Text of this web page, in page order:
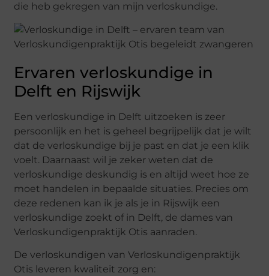
die heb gekregen van mijn verloskundige.
Ervaren verloskundige in
Delft en Rijswijk
Een verloskundige in Delft uitzoeken is zeer
persoonlijk en het is geheel begrijpelijk dat je wilt
dat de verloskundige bij je past en dat je een klik
voelt. Daarnaast wil je zeker weten dat de
verloskundige deskundig is en altijd weet hoe ze
moet handelen in bepaalde situaties. Precies om
deze redenen kan ik je als je in Rijswijk een
verloskundige zoekt of in Delft, de dames van
Verloskundigenpraktijk Otis aanraden.
De verloskundigen van Verloskundigenpraktijk
Otis leveren kwaliteit zorg en: